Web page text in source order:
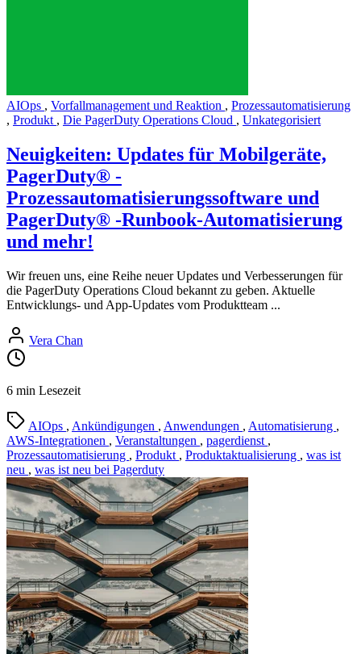
AIOps , Vorfallmanagement und Reaktion , Prozessautomatisierung
, Produkt , Die PagerDuty Operations Cloud , Unkategorisiert
Neuigkeiten: Updates für Mobilgeräte,
PagerDuty® -
Prozessautomatisierungssoftware und
PagerDuty® -Runbook-Automatisierung
und mehr!
Wir freuen uns, eine Reihe neuer Updates und Verbesserungen für
die PagerDuty Operations Cloud bekannt zu geben. Aktuelle
Entwicklungs- und App-Updates vom Produktteam ...
Vera Chan
6 min Lesezeit
AIOps , Ankündigungen , Anwendungen , Automatisierung ,
AWS-Integrationen , Veranstaltungen , pagerdienst ,
Prozessautomatisierung , Produkt , Produktaktualisierung , was ist
neu , was ist neu bei Pagerduty